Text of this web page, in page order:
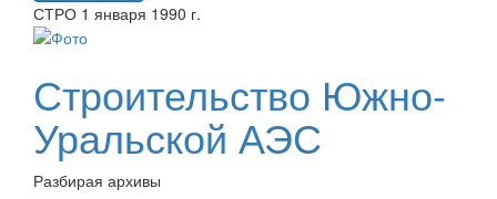
СТРО 1 января 1990 г.
Строительство Южно-
Уральской АЭС
Разбирая архивы